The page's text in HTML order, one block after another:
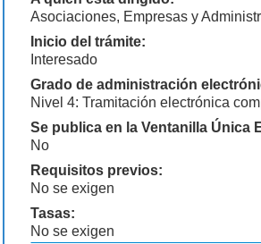
Asociaciones, Empresas y
Inicio del trámite:
Interesado
Grado de administración
Nivel 4: Tramitación electrónica
Se publica en la Ventanilla Única
No
Requisitos previos:
No se exigen
Tasas:
No se exigen